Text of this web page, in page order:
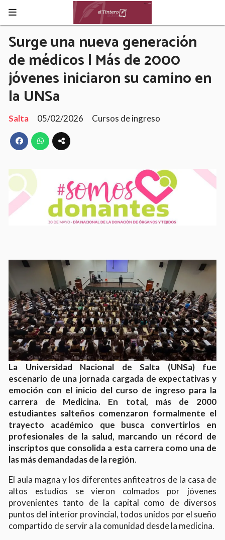
Surge una nueva generación
de médicos | Más de 2000
jóvenes iniciaron su camino en
la UNSa
Salta 05/02/2026 Cursos de ingreso
La Universidad Nacional de Salta (UNSa) fue
escenario de una jornada cargada de expectativas y
emoción con el inicio del curso de ingreso para la
carrera de Medicina. En total, más de 2000
estudiantes salteños comenzaron formalmente el
trayecto académico que busca convertirlos en
profesionales de la salud, marcando un récord de
inscriptos que consolida a esta carrera como una de
las más demandadas de la región.
El aula magna y los diferentes anfiteatros de la casa de
altos estudios se vieron colmados por jóvenes
provenientes tanto de la capital como de diversos
puntos del interior provincial, todos unidos por el sueño
compartido de servir a la comunidad desde la medicina.